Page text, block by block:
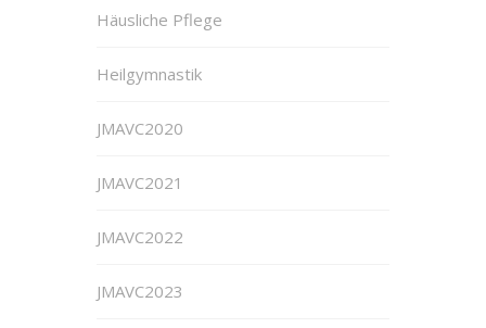
Häusliche Pflege
Heilgymnastik
JMAVC2020
JMAVC2021
JMAVC2022
JMAVC2023